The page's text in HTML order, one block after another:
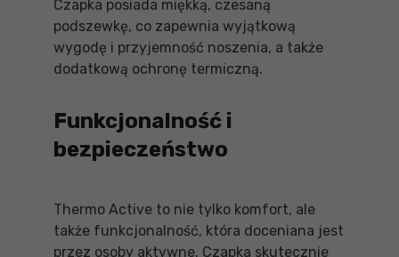
Czapka posiada miękką, czesaną
podszewkę, co zapewnia wyjątkową
wygodę i przyjemność noszenia, a także
dodatkową ochronę termiczną.
Funkcjonalność i
bezpieczeństwo
Thermo Active to nie tylko komfort, ale
także funkcjonalność, która doceniana jest
przez osoby aktywne. Czapka skutecznie